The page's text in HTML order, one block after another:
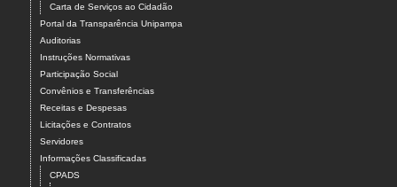
Carta de Serviços ao Cidadão
Portal da Transparência Unipampa
Auditorias
Instruções Normativas
Participação Social
Convênios e Transferências
Receitas e Despesas
Licitações e Contratos
Servidores
Informações Classificadas
CPADS